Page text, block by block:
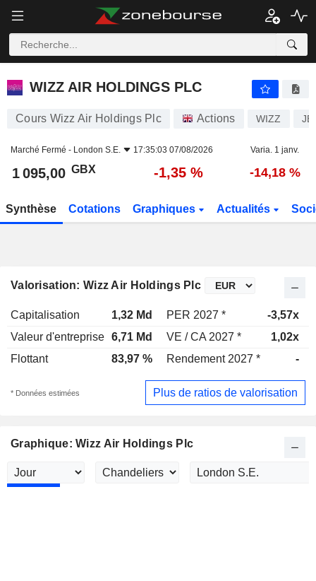
WIZZ AIR HOLDINGS PLC
WIZZ AIR HOLDINGS PLC
Cours Wizz Air Holdings Plc Actions WIZZ
Marché Fermé - London S.E. 17:35:03 07/08/2026 Varia. 1 janv.
1 095,00 GBX -1,35 % -14,18 %
Synthèse Cotations Graphiques Actualités
Valorisation: Wizz Air Holdings Plc
Capitalisation 1,32 Md PER 2027 * -3,57x
Valeur d'entreprise 6,71 Md VE / CA 2027 * 1,02x
Flottant
83,97 % Rendement 2027 * -
* Données estimées Plus de ratios de valorisation
Graphique: Wizz Air Holdings Plc